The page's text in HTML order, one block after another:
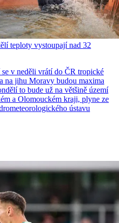
teploty vystoupají nad 32
v neděli vrátí do ČR tropické
na jihu Moravy budou maxima
to bude už na většině území
a Olomouckém kraji, plyne ze
ústavu